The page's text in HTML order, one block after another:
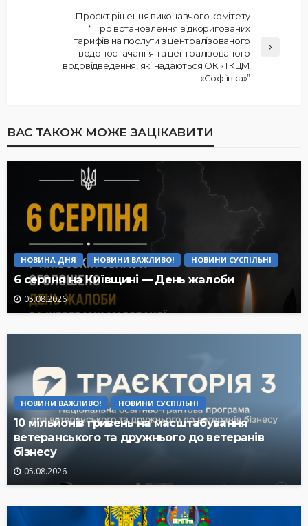
Проєкт рішення виконавчого комітету
“Про встановлення відкоригованих
тарифів на послуги з централізованого
водопостачання та централізованого
водовідведення, які надаються ОК «ТКЦМ
«Софіївка»”
ВАС ТАКОЖ МОЖЕ ЗАЦІКАВИТИ
НОВИНА ДНЯ НОВИНИ ВАЖЛИВО! НОВИНИ СУСПІЛЬНІ
6 серпня на Київщині — День жалоби
05.08.2026
НОВИНИ ВАЖЛИВО! НОВИНИ СУСПІЛЬНІ
10 мільйонів гривень на масштабування
ветеранського та дружнього до ветеранів
бізнесу
05.08.2026